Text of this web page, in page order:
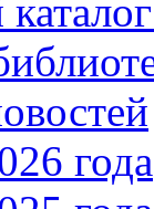
года